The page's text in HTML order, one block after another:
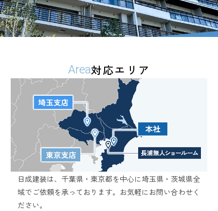
Area対応エリア
日成建装は、千葉県・東京都を中心に埼玉県・茨城県全
域でご依頼を承っております。 お気軽にお問い合わせく
ださい。